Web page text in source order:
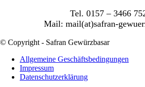
Tel. 0157 – 3466
Mail: mail(at)safran-
© Copyright - Safran Gewürzbasar
Allgemeine Geschäftsbedingungen
Impressum
Datenschutzerklärung